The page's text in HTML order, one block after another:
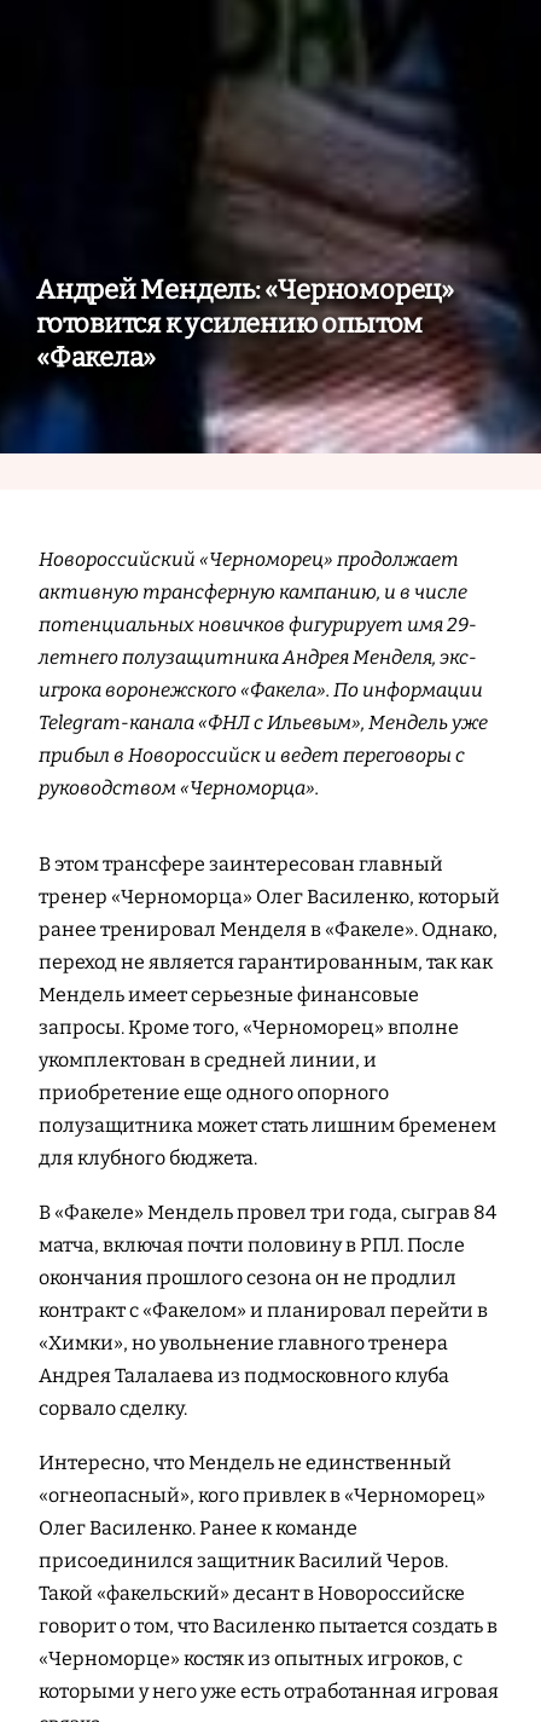
Андрей Мендель: «Черноморец»
готовится к усилению опытом
«Факела»
Новороссийский «Черноморец» продолжает
активную трансферную кампанию, и в числе
потенциальных новичков фигурирует имя 29-
летнего полузащитника Андрея Менделя, экс-
игрока воронежского «Факела». По информации
Telegram-канала «ФНЛ с Ильевым», Мендель уже
прибыл в Новороссийск и ведет переговоры с
руководством «Черноморца».
В этом трансфере заинтересован главный
тренер «Черноморца» Олег Василенко, который
ранее тренировал Менделя в «Факеле». Однако,
переход не является гарантированным, так как
Мендель имеет серьезные финансовые
запросы. Кроме того, «Черноморец» вполне
укомплектован в средней линии, и
приобретение еще одного опорного
полузащитника может стать лишним бременем
для клубного бюджета.
В «Факеле» Мендель провел три года, сыграв 84
матча, включая почти половину в РПЛ. После
окончания прошлого сезона он не продлил
контракт с «Факелом» и планировал перейти в
«Химки», но увольнение главного тренера
Андрея Талалаева из подмосковного клуба
сорвало сделку.
Интересно, что Мендель не единственный
«огнеопасный», кого привлек в «Черноморец»
Олег Василенко. Ранее к команде
присоединился защитник Василий Черов.
Такой «факельский» десант в Новороссийске
говорит о том, что Василенко пытается создать в
«Черноморце» костяк из опытных игроков, с
которыми у него уже есть отработанная игровая